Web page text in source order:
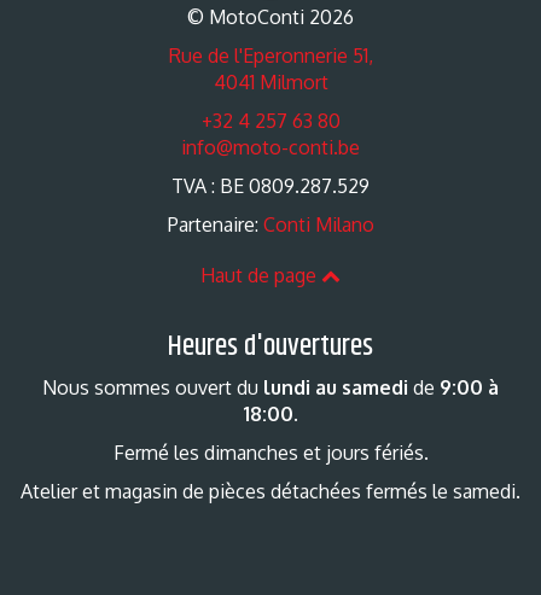
© MotoConti 2026
Rue de l'Eperonnerie 51,
4041 Milmort
+32 4 257 63 80
info@moto-conti.be
TVA : BE 0809.287.529
Partenaire: Conti Milano
Haut de page
Heures d'ouvertures
Nous sommes ouvert du lundi au samedi de 9:00 à
18:00.
Fermé les dimanches et jours fériés.
Atelier et magasin de pièces détachées fermés le samedi.